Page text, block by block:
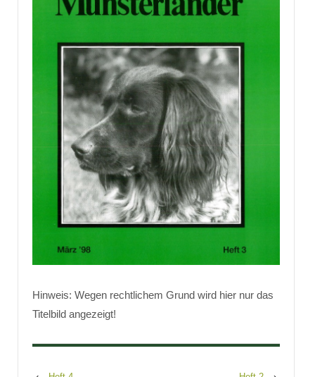
Hinweis: Wegen rechtlichem Grund wird hier nur das
Titelbild angezeigt!